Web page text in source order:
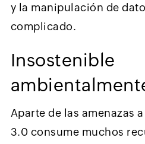
y la manipulación de
complicado.
Insostenible
Aparte de las amenazas
3.0 consume muchos